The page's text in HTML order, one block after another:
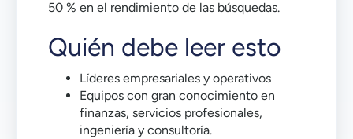
50 % en el rendimiento de las búsquedas.
Quién debe leer esto
Líderes empresariales y operativos
Equipos con gran conocimiento en
finanzas, servicios profesionales,
ingeniería y consultoría.